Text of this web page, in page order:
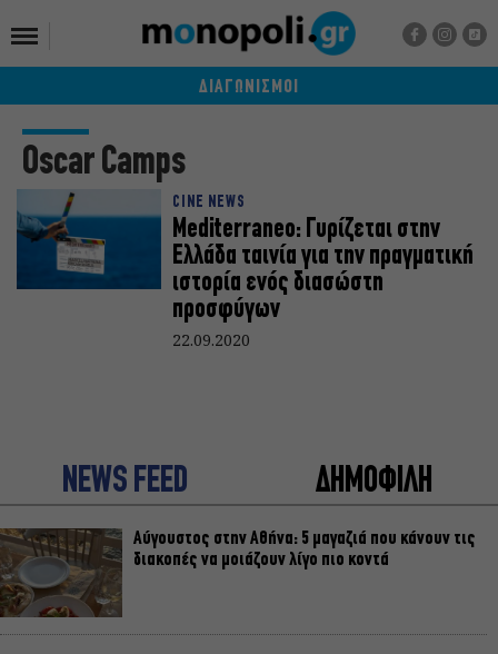
ΔΙΑΓΩΝΙΣΜΟΙ
Oscar Camps
CINE NEWS
Μediterraneo: Γυρίζεται στην
Ελλάδα ταινία για την πραγματική
ιστορία ενός διασώστη
προσφύγων
22.09.2020
NEWS FEED ΔΗΜΟΦΙΛΗ
Αύγουστος στην Αθήνα: 5 μαγαζιά που κάνουν τις
διακοπές να μοιάζουν λίγο πιο κοντά